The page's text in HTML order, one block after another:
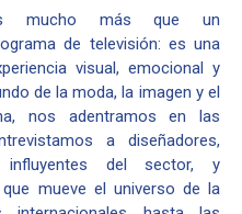
mucho más que un
de televisión: es una
visual, emocional y
de la moda, la imagen y el
nos adentramos en las
a diseñadores,
influyentes del sector, y
mueve el universo de la